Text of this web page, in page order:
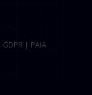
GDPR | PAIA